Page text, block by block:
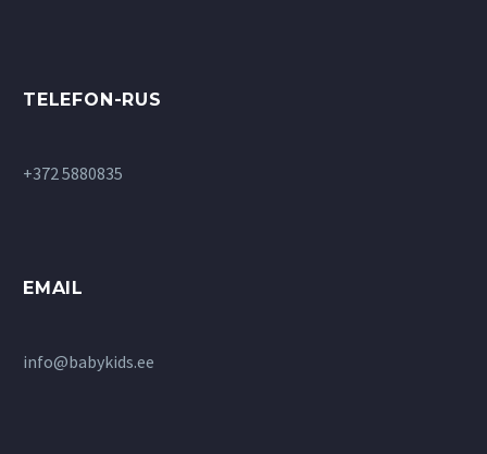
TELEFON-RUS
+372 5880835
EMAIL
info@babykids.ee